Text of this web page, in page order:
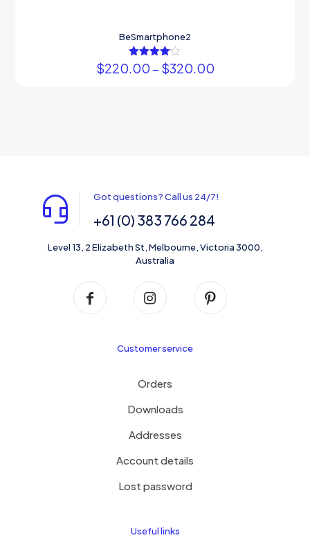
BeSmartphone2
5
üzerinden
$220.00 – $320.00Fiyat
sayfasından
seçilebilir
Got questions? Call us 24/7!
+61 (0) 383 766 284
Level 13, 2 Elizabeth St, Melbourne, Victoria 3000,
Australia
Customer service
Orders
Downloads
Addresses
Account details
Lost password
Useful links